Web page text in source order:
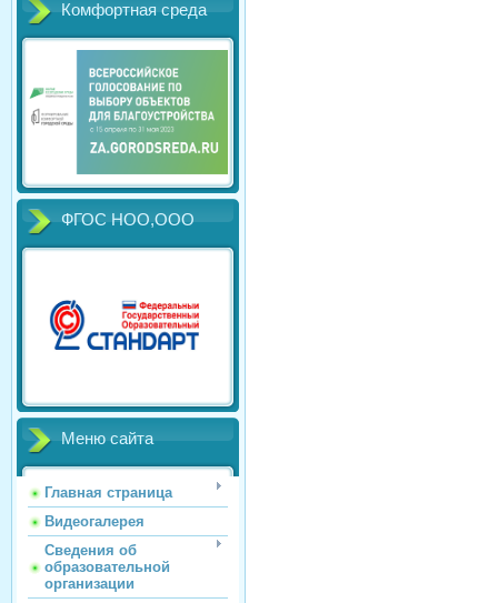
Комфортная среда
ФГОС НОО,ООО
Меню сайта
Главная страница
Видеогалерея
Сведения об
образовательной
организации